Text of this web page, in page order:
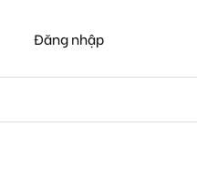
Đăng nhập